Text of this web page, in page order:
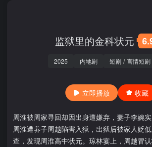
监狱里的金科状元
2025 内地剧 短剧 / 言情短剧
立即播放 收藏
周淮被周家寻回却因出身遭嫌弃，妻子李婉实
周淮遭养子周越陷害入狱，出狱后被家人贬
查，发现周淮高中状元。琼林宴上，周越冒